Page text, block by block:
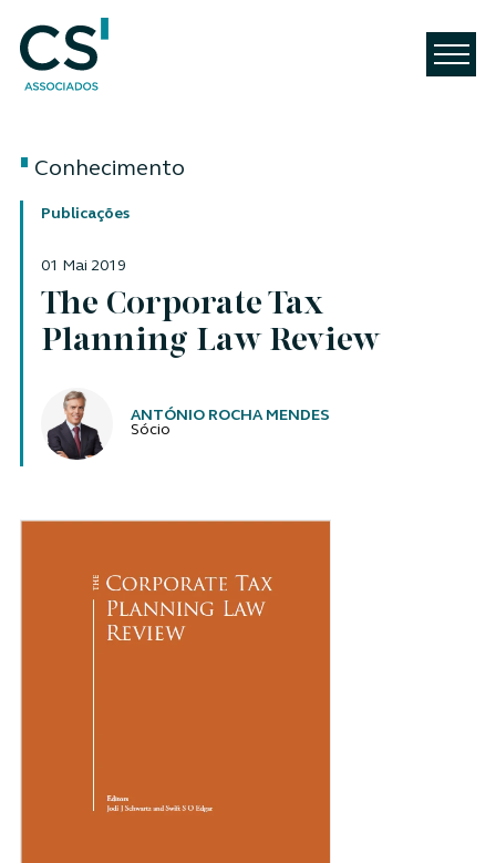
Conhecimento
Publicações
01 Mai 2019
The Corporate Tax
Planning Law Review
Autores
ANTÓNIO ROCHA MENDES
Sócio